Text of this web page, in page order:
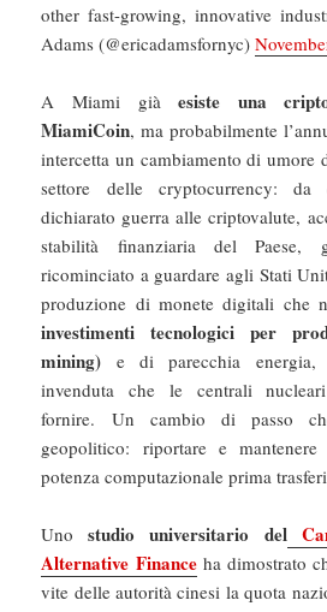
other fast-growing, innovative
Adams (@ericadamsfornyc)
A Miami giàesiste una
MiamiCoin, ma probabilmente
intercetta un cambiamento di umore
settore delle cryptocurrency:
dichiarato guerra alle criptovalute,
stabilità finanziaria del Paese,
ricominciato a guardare agli Stati
produzione di monete digitali che
investimenti tecnologici per
mining) e di parecchia energia,
invenduta che le centrali
fornire. Un cambio di passo
geopolitico: riportare e
potenza computazionale prima
Unostudio universitario del
Alternative Financeha dimostrato
vite delle autorità cinesi la quota